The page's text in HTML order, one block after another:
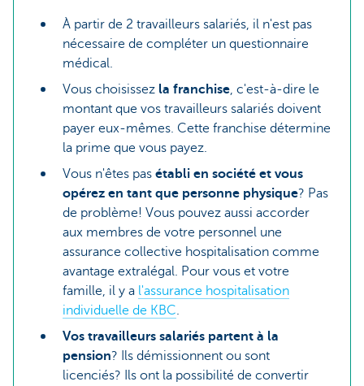
À partir de 2 travailleurs salariés, il n'est pas
nécessaire de compléter un questionnaire
médical.
Vous choisissez la franchise, c'est-à-dire le
montant que vos travailleurs salariés doivent
payer eux-mêmes. Cette franchise détermine
la prime que vous payez.
Vous n'êtes pas établi en société et vous
opérez en tant que personne physique? Pas
de problème! Vous pouvez aussi accorder
aux membres de votre personnel une
assurance collective hospitalisation comme
avantage extralégal. Pour vous et votre
famille, il y a l'assurance hospitalisation
individuelle de KBC.
Vos travailleurs salariés partent à la
pension? Ils démissionnent ou sont
licenciés? Ils ont la possibilité de convertir